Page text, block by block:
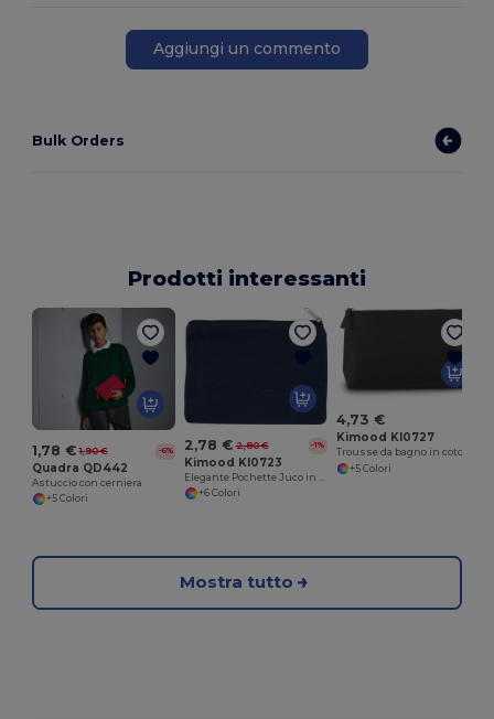
Aggiungi un commento
Bulk Orders
Prodotti interessanti
1,78 € 1,90 € -6%
Quadra QD442
Astuccio con cerniera
+5 Colori
2,78 € 2,80 € -1%
Kimood KI0723
+6 Colori
4,73 €
Kimood KI0727
Trousse da bagno in cotone
+5 Colori
Mostra tutto